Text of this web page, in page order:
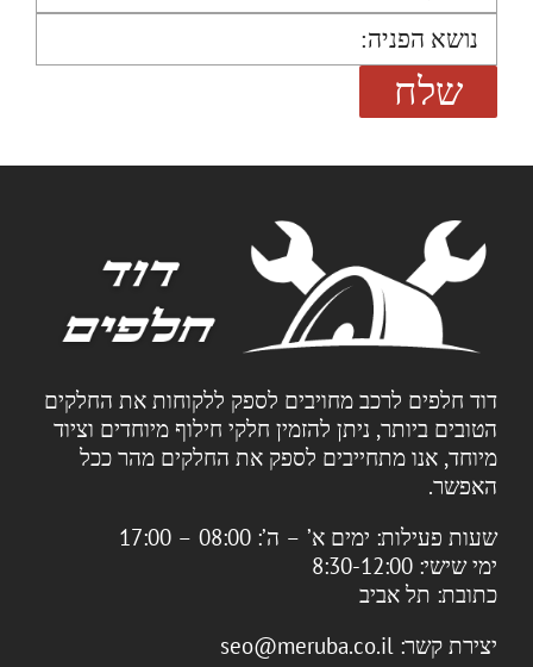
דוד חלפים לרכב מחויבים לספק ללקוחות את החלקים
הטובים ביותר, ניתן להזמין חלקי חילוף מיוחדים וציוד
מיוחד, אנו מתחייבים לספק את החלקים מהר ככל
האפשר.
שעות פעילות: ימים א’ – ה’: 08:00 – 17:00
ימי שישי: 8:30-12:00
כתובת: תל אביב
יצירת קשר: seo@meruba.co.il